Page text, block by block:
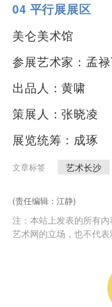
04 平行展展区
美仑美术馆
参展艺术家：孟
出品人：黄啸
策展人：张晓凌
展览统筹：成琢
文章标签 艺术长沙
(责任编辑：江静)
注：本站上发表的所有
艺术网的立场，也不代表